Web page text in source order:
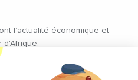
l’actualité économique et